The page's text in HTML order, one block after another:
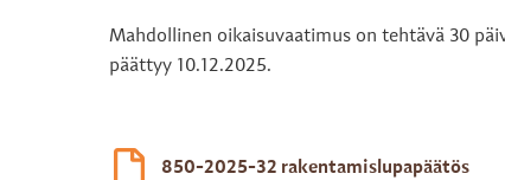
Mahdollinen oikaisuvaatimus on tehtävä 30
päättyy 10.12.2025.
850-2025-32 rakentamislupapäätös